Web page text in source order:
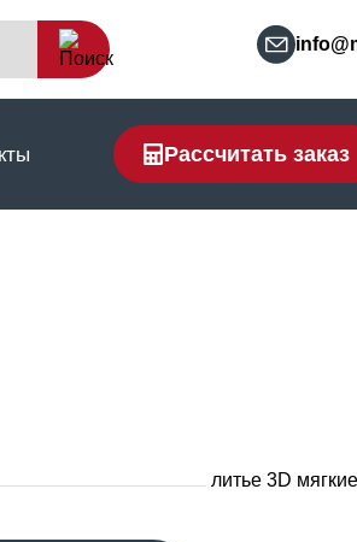
Рассчитать заказ
литье 3D